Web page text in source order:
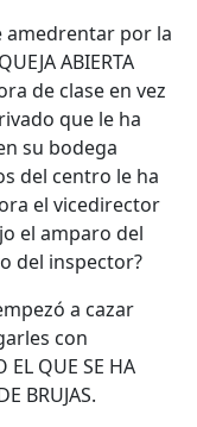
amedrentar por la
ABIERTA
de clase en vez
que le ha
su bodega
del centro le ha
el vicedirector
el amparo del
del inspector?
a cazar
con
QUE SE HA
BRUJAS.